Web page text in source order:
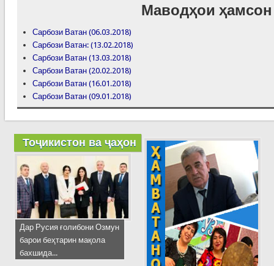
Маводҳои ҳамсон
Сарбози Ватан (06.03.2018)
Сарбози Ватан: (13.02.2018)
Сарбози Ватан (13.03.2018)
Сарбози Ватан (20.02.2018)
Сарбози Ватан (16.01.2018)
Сарбози Ватан (09.01.2018)
Тоҷикистон ва ҷаҳон
Дар Русия ғолибони Озмун
барои беҳтарин мақола
бахшида...